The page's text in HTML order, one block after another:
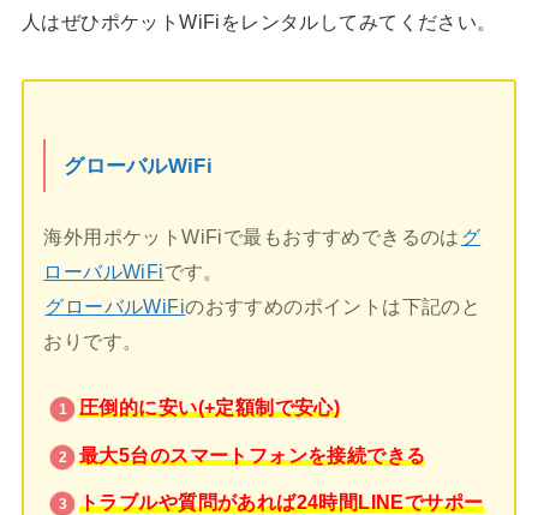
人はぜひポケットWiFiをレンタルしてみてください。
グローバルWiFi
海外用ポケットWiFiで最もおすすめできるのは グ
ローバルWiFiです。
グローバルWiFiのおすすめのポイントは下記のと
おりです。
圧倒的に安い(+定額制で安心)
最大5台のスマートフォンを接続できる
トラブルや質問があれば24時間LINEでサポー